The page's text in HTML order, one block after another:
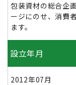
包装資材の総合企
ージにのせ、消費
ます。
設立年月
2012年07月